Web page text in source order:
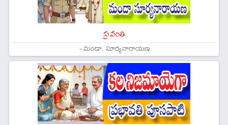
స్రవంతి
- మండా. సూర్యనారాయణ